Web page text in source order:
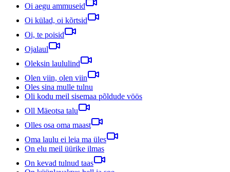
Oi aegu ammuseid
Oi külad, oi kõrtsid
Oi, te poisid
Ojalaul
Oleksin laululind
Olen viin, olen viin
Oles sina mulle tulnu
Oli kodu meil sisemaa põldude vöös
Oll Mäeotsa talu
Olles osa oma maast
Oma laulu ei leia ma üles
On elu meil üürike ilmas
On kevad tulnud taas